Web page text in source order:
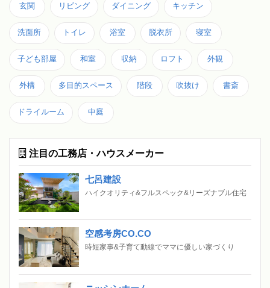
玄関 リビング ダイニング キッチン
洗面所 トイレ 浴室 脱衣所 寝室
子ども部屋 和室 収納 ロフト 外観
外構 多目的スペース 階段 吹抜け 書斎
ドライルーム 中庭
注目の工務店・ハウスメーカー
七呂建設
ハイクオリティ&フルスペック&リーズナブル住宅
空感考房CO.CO
時短家事&子育て動線でママに優しい家づくり